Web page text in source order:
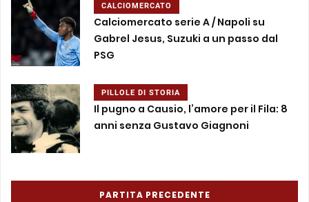
CALCIOMERCATO
Calciomercato serie A / Napoli su
Gabrel Jesus, Suzuki a un passo dal
PSG
PILLOLE DI STORIA
Il pugno a Causio, l’amore per il Fila: 8
anni senza Gustavo Giagnoni
PARTITA PRECEDENTE